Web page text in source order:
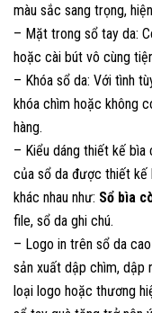
màu sắc sang trọng,
– Mặt trong sổ tay da:
hoặc cài bút vô cùng
– Khóa sổ da: Với tình
khóa chìm hoặc không
hàng.
– Kiểu dáng thiết kế
của sổ da được thiết kế
khác nhau như: Sổ bìa
file, sổ da ghi chú.
– Logo in trên sổ da
sản xuất dập chìm, dập
loại logo hoặc thương